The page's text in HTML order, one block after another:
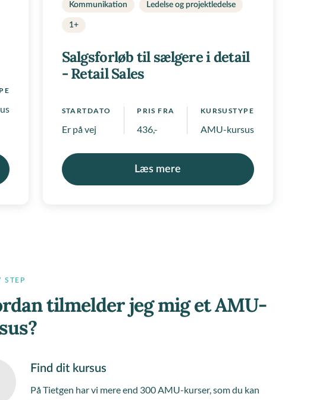
Regionale positivlister
Kommunikation Ledelse og projektledelse
1+
Salgsforløb til sælgere i detail
- Retail Sales
STARTDATO
Er på vej
PRIS FRA
436,-
KURSUSTYPE
AMU-kursus
Læs mere
STEP
tilmelder jeg mig et AMU-
Find dit kursus
På Tietgen har vi mere end 300 AMU-kurser, som du kan